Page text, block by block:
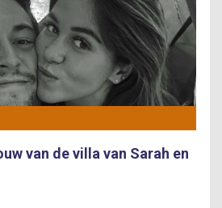
van de villa van Sarah en